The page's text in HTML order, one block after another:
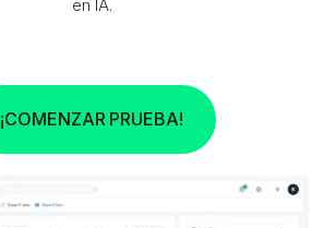
en IA.
¡COMENZAR PRUEBA!